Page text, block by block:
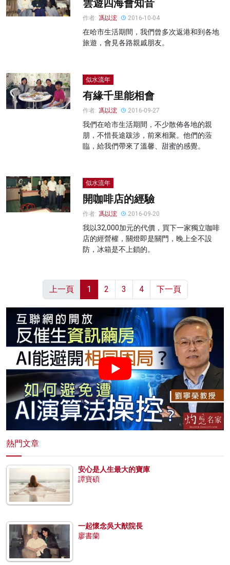
雲遊四海會知音
作者: 馮以浤 2016-10-04
在哈市生活期間，我們曾多次返港和到各地
旅遊，會見各路親戚朋友。
似水流年
有緣千里能相會
作者: 馮以浤 2016-09-27
我們在哈市生活期間，不少散佈各地的親
朋，不惜長途跋涉，前來相聚。他們的蒞
臨，給我們帶來了溫馨、甜蜜的感覺。
似水流年
開咖啡店的經驗
作者: 馮以浤 2016-09-20
我以32,000加元的代價，買下一家獨立咖啡
店的經營權，關燈即是關門，晚上全不設
防，冰箱是不上鎖的。
上一頁 1 2 3 4 下一頁
熱門文章
安心是人生最大的寶庫
譚寶碩
一起懷念吳大猷院長
廖書蘭